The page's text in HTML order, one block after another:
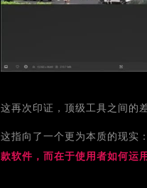
这再次印证，顶级工具之间的
这指向了一个更为本质的现实
款软件，而在于使用者如何运